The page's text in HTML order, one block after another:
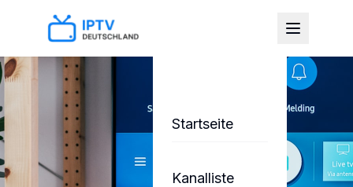
Startseite
Kanalliste